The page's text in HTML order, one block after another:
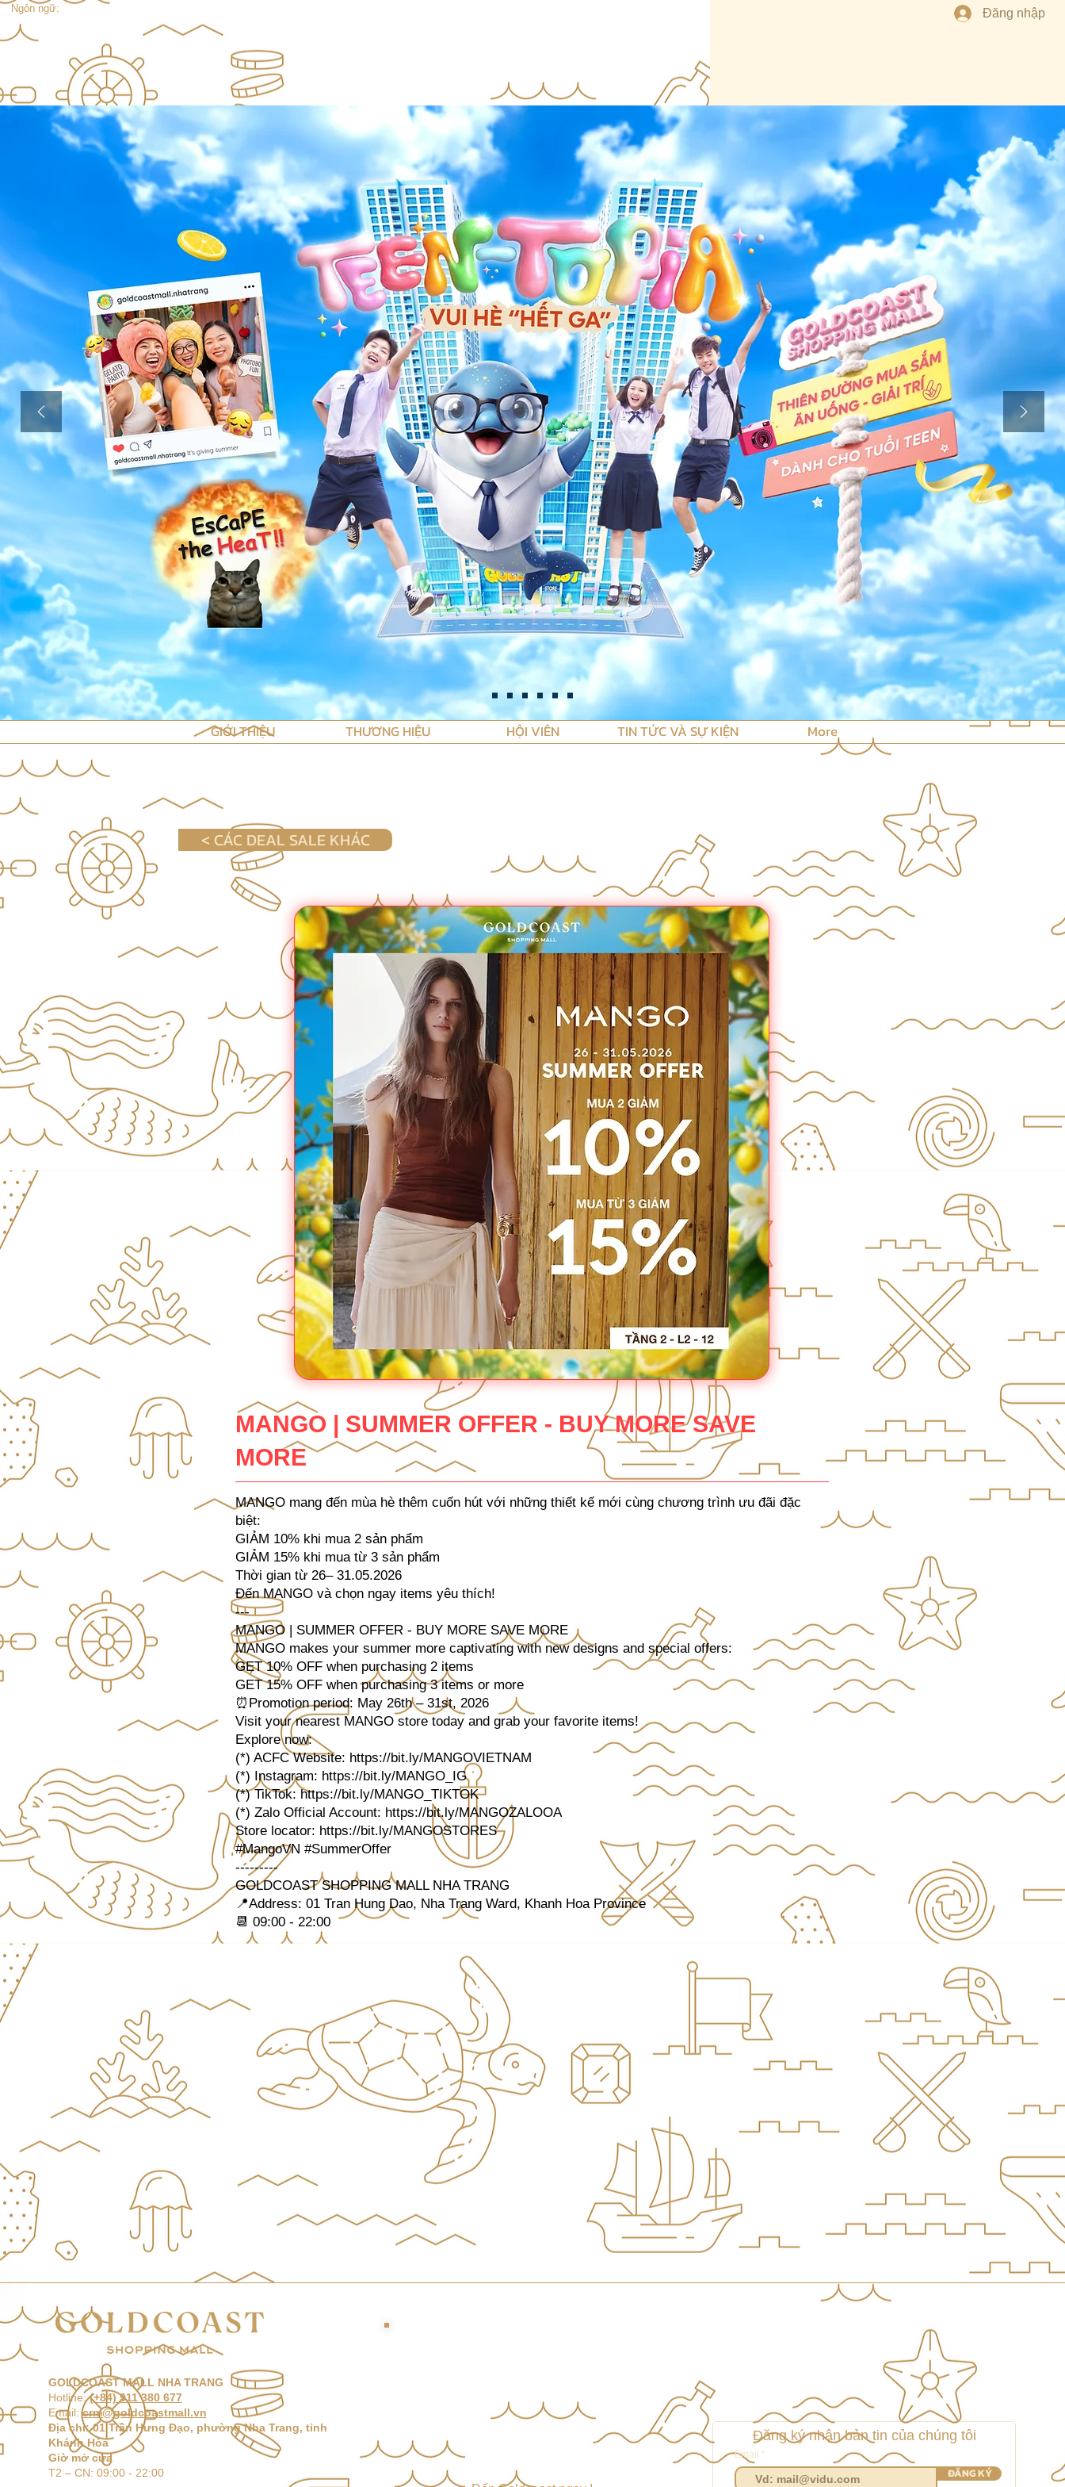
Ngôn ngữ: Đăng nhập
GIỚI THIỆU THƯƠNG HIỆU HỘI VIÊN TIN TỨC VÀ SỰ KIỆN More
< CÁC DEAL SALE KHÁC
MANGO | SUMMER OFFER - BUY MORE SAVE
MORE
MANGO mang đến mùa hè thêm cuốn hút với những thiết kế mới cùng chương trình ưu đãi đặc
biệt:
GIẢM 10% khi mua 2 sản phẩm
GIẢM 15% khi mua từ 3 sản phẩm
Thời gian từ 26– 31.05.2026
Đến MANGO và chọn ngay items yêu thích!
---
MANGO | SUMMER OFFER - BUY MORE SAVE MORE
MANGO makes your summer more captivating with new designs and special offers:
GET 10% OFF when purchasing 2 items
GET 15% OFF when purchasing 3 items or more
⏰Promotion period: May 26th – 31st, 2026
Visit your nearest MANGO store today and grab your favorite items!
Explore now:
(*) ACFC Website: https://bit.ly/MANGOVIETNAM
(*) Instagram: https://bit.ly/MANGO_IG
(*) TikTok: https://bit.ly/MANGO_TIKTOK
(*) Zalo Official Account: https://bit.ly/MANGOZALOOA
Store locator: https://bit.ly/MANGOSTORES
#MangoVN #SummerOffer
---------
GOLDCOAST SHOPPING MALL NHA TRANG
📍Address: 01 Tran Hung Dao, Nha Trang Ward, Khanh Hoa Province
📆 09:00 - 22:00
GOLDCOAST MALL NHA TRANG
Hotline:(+84) 911 380 677
Email:crm@goldcoastmall.vn
Địa chỉ: 01 Trần Hưng Đạo, phường Nha Trang, tỉnh
Khánh Hòa
Giờ mở cửa
T2 – CN: 09:00 - 22:00
Đăng ký nhận bản tin của chúng tôi
Email
ĐĂNG KÝ